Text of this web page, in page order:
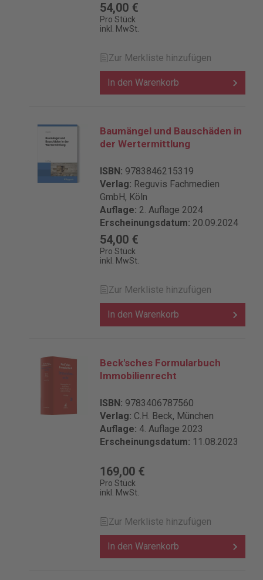
54,00 €
Pro Stück
inkl. MwSt.
Zur Merkliste hinzufügen
In den Warenkorb
Baumängel und Bauschäden in
der Wertermittlung
ISBN: 9783846215319
Verlag: Reguvis Fachmedien
GmbH, Köln
Auflage: 2. Auflage 2024
Erscheinungsdatum: 20.09.2024
54,00 €
Pro Stück
inkl. MwSt.
Zur Merkliste hinzufügen
In den Warenkorb
Beck'sches Formularbuch
Immobilienrecht
ISBN: 9783406787560
Verlag: C.H. Beck, München
Auflage: 4. Auflage 2023
Erscheinungsdatum: 11.08.2023
169,00 €
Pro Stück
inkl. MwSt.
Zur Merkliste hinzufügen
In den Warenkorb